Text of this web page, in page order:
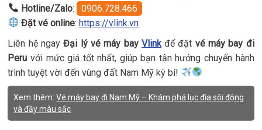
Hotline/Zalo:
0906.728.466
Đặt vé online: https://vlink.vn
Liên hệ ngayĐại lý vé máy bay Vlinkđể đặt vé máy bay đi
Peru với mức giá tốt nhất, giúp bạn tận hưởng chuyến hành
trình tuyệt vời đến vùng đất Nam Mỹ kỳ bí!
Xem thêm:Vé máy bay đi Nam Mỹ – Khám phá lục địa sôi động
và đầy màu sắc